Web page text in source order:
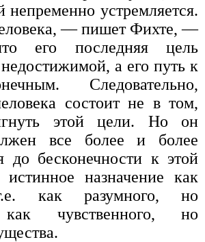
непременно устремляется.
— пишет Фихте, —
его последняя цель
а его путь к
Следовательно,
состоит не в том,
этой цели. Но он
все более и более
до бесконечности к этой
назначение как
как разумного, но
как чувственного, но